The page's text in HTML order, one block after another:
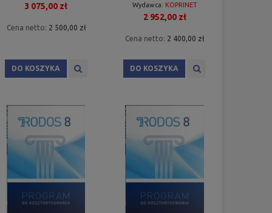
3 075,00 zł
Cena netto: 2 500,00 zł
DO KOSZYKA
Wydawca: KOPRINET
2 952,00 zł
Cena netto: 2 400,00 zł
DO KOSZYKA